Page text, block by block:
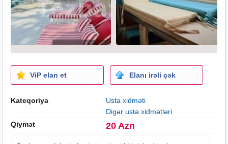
ViP elan et Elanı irəli çək
Kateqoriya
Usta xidməti
Digər usta xidmətləri
Qiymət
20 Azn